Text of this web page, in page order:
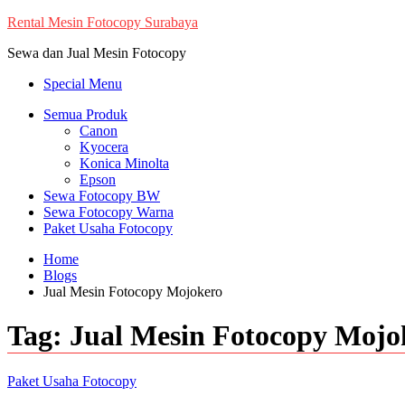
Skip
content
Rental Mesin Fotocopy Surabaya
Sewa dan Jual Mesin Fotocopy
Special Menu
Semua Produk
Canon
Kyocera
Konica Minolta
Epson
Sewa Fotocopy BW
Sewa Fotocopy Warna
Paket Usaha Fotocopy
Home
Blogs
Jual Mesin Fotocopy Mojokero
Tag: Jual Mesin Fotocopy
Paket Usaha Fotocopy